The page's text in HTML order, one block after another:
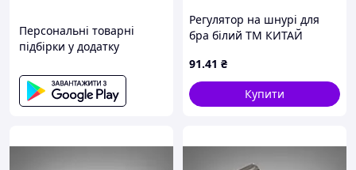
Персональні товарні
підбірки у додатку
Регулятор на шнурі для
бра білий ТМ КИТАЙ
91.41 ₴
Купити